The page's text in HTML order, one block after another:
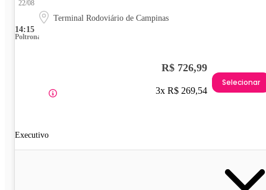
14:15
22/08
Terminal Rodoviário de Campinas
Poltrona
Executivo
R$ 726,99
3x R$ 269,54
Selecionar